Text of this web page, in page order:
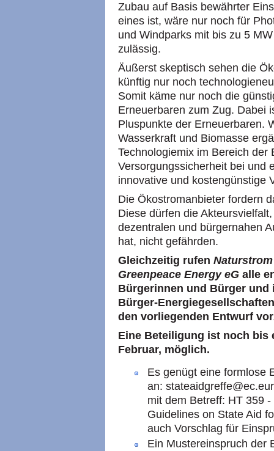
Zubau auf Basis bewährter
eines ist, wäre nur noch für
und Windparks mit bis zu 5
zulässig.
Äußerst skeptisch sehen die
künftig nur noch
Somit käme nur noch die
Erneuerbaren zum Zug. Dabei
Pluspunkte der Erneuerbaren.
Wasserkraft und Biomasse
Technologiemix im Bereich der
Versorgungssicherheit bei und
innovative und kostengünstige
Die Ökostromanbieter fordern
Diese dürfen die
dezentralen und bürgernahen
hat, nicht gefährden.
Gleichzeitig rufen Naturstrom
Greenpeace Energy eG alle
Bürgerinnen und Bürger
Bürger-
den vorliegenden Entwurf
Eine Beteiligung ist noch bis
Februar, möglich.
Es genügt eine formlose
an:
mit dem Betreff: HT 359
Guidelines on State Aid
auch Vorschlag für
Ein Mustereinspruch der